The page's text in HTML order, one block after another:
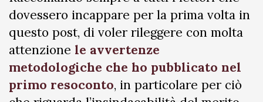
dovessero incappare per la prima volta in
questo post, di voler rileggere con molta
attenzione le avvertenze
metodologiche che ho pubblicato nel
primo resoconto, in particolare per ciò